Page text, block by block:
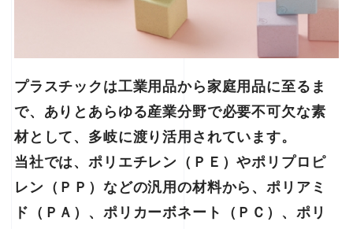
プラスチックは工業用品から家庭用品に至るま
で、ありとあらゆる産業分野で必要不可欠な素
材として、多岐に渡り活用されています。
当社では、ポリエチレン（ＰＥ）やポリプロピ
レン（ＰＰ）などの汎用の材料から、ポリアミ
ド（ＰＡ）、ポリカーボネート（ＰＣ）、ポリ